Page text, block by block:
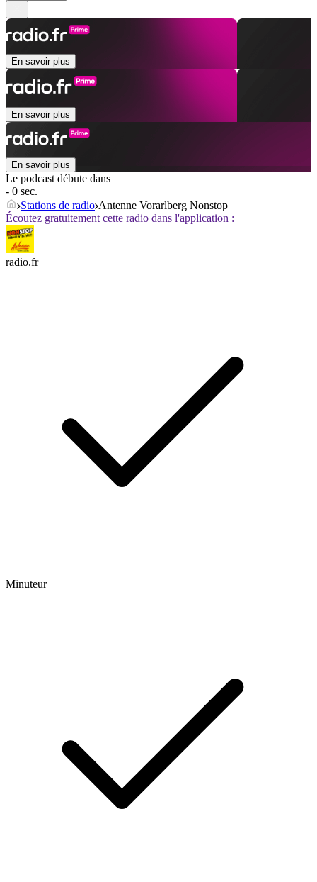
En savoir plus
En savoir plus
En savoir plus
Le podcast débute dans
- 0 sec.
Stations de radio Antenne Vorarlberg Nonstop
Écoutez gratuitement cette radio dans l'application :
radio.fr
Minuteur